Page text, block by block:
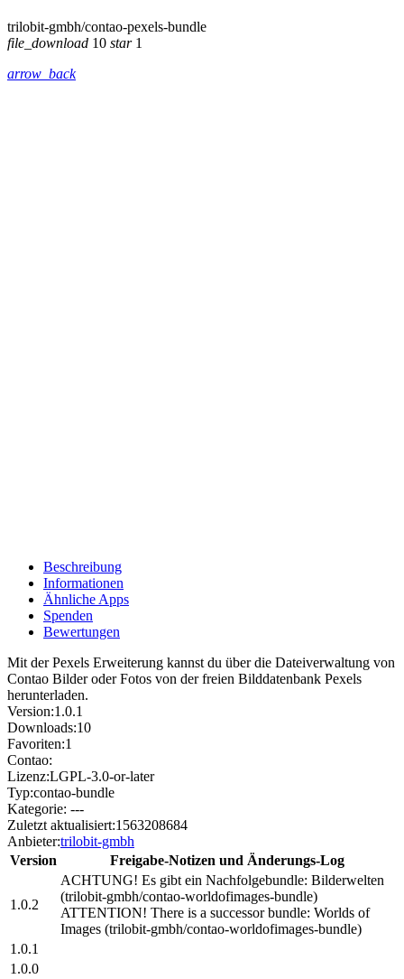
trilobit-gmbh/contao-pexels-bundle
file_download 10 star1
arrow_back
Beschreibung
Informationen
Ähnliche Apps
Spenden
Bewertungen
Mit der Pexels Erweiterung kannst du über die Dateiverwaltung von
Contao Bilder oder Fotos von der freien Bilddatenbank Pexels
herunterladen.
Version:1.0.1
Downloads:10
Favoriten:1
Contao:
Lizenz:LGPL-3.0-or-later
Typ:contao-bundle
Kategorie: ---
Zuletzt aktualisiert:1563208684
Anbieter:trilobit-gmbh
Version
Freigabe-Notizen und Änderungs-Log
1.0.2
ACHTUNG! Es gibt ein Nachfolgebundle: Bilderwelten
(trilobit-gmbh/contao-worldofimages-bundle)
ATTENTION! There is a successor bundle: Worlds of
Images (trilobit-gmbh/contao-worldofimages-bundle)
1.0.1
1.0.0